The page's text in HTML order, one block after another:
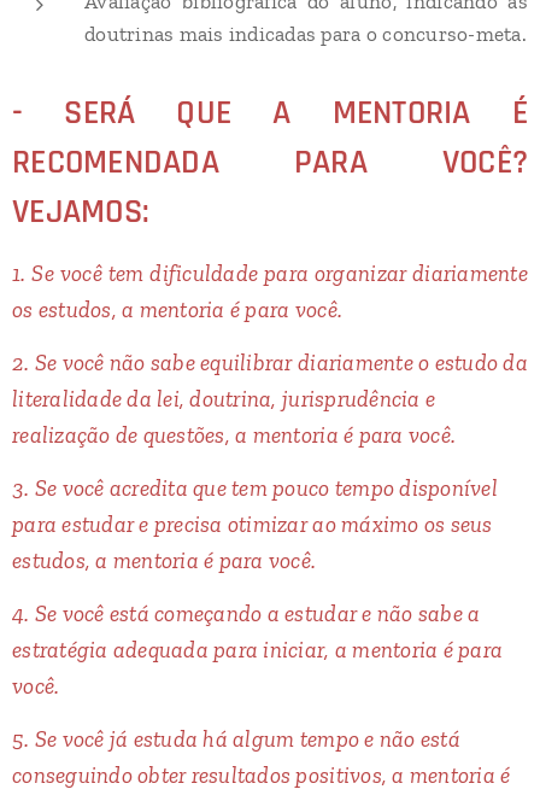
doutrinas mais indicadas para o concurso-meta.
- SERÁ QUE A MENTORIA É
RECOMENDADA PARA VOCÊ?
VEJAMOS:
1. Se você tem dificuldade para organizar diariamente
os estudos, a mentoria é para você.
2. Se você não sabe equilibrar diariamente o estudo da
literalidade da lei, doutrina, jurisprudência e
realização de questões, a mentoria é para você.
3. Se você acredita que tem pouco tempo disponível
para estudar e precisa otimizar ao máximo os seus
estudos, a mentoria é para você.
4. Se você está começando a estudar e não sabe a
estratégia adequada para iniciar, a mentoria é para
você.
5. Se você já estuda há algum tempo e não está
conseguindo obter resultados positivos, a mentoria é